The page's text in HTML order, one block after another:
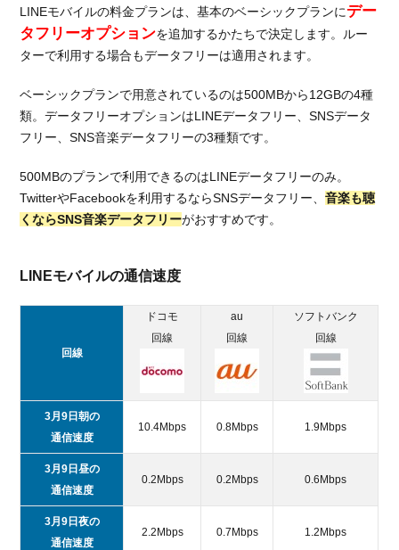
LINEモバイルの料金プランは、基本のベーシックプランにデー
タフリーオプションを追加するかたちで決定します。ルー
ターで利用する場合もデータフリーは適用されます。
ベーシックプランで用意されているのは500MBから12GBの4種
類。データフリーオプションはLINEデータフリー、SNSデータ
フリー、SNS音楽データフリーの3種類です。
500MBのプランで利用できるのはLINEデータフリーのみ。
TwitterやFacebookを利用するならSNSデータフリー、音楽も聴
くならSNS音楽データフリーがおすすめです。
LINEモバイルの通信速度
回線
ドコモ
回線
au
回線
ソフトバンク
回線
3月9日朝の
通信速度
10.4Mbps 0.8Mbps 1.9Mbps
3月9日昼の
通信速度
0.2Mbps 0.2Mbps 0.6Mbps
3月9日夜の
通信速度
2.2Mbps 0.7Mbps 1.2Mbps